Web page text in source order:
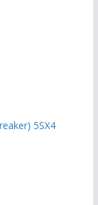
5SX4